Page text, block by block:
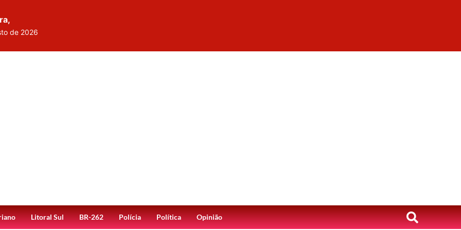
de 2026
Litoral Sul BR-262 Polícia Política Opinião